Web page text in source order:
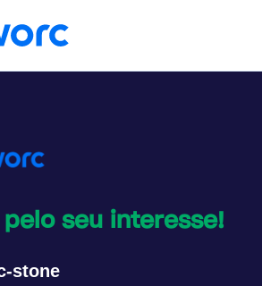
seu interesse!
stone